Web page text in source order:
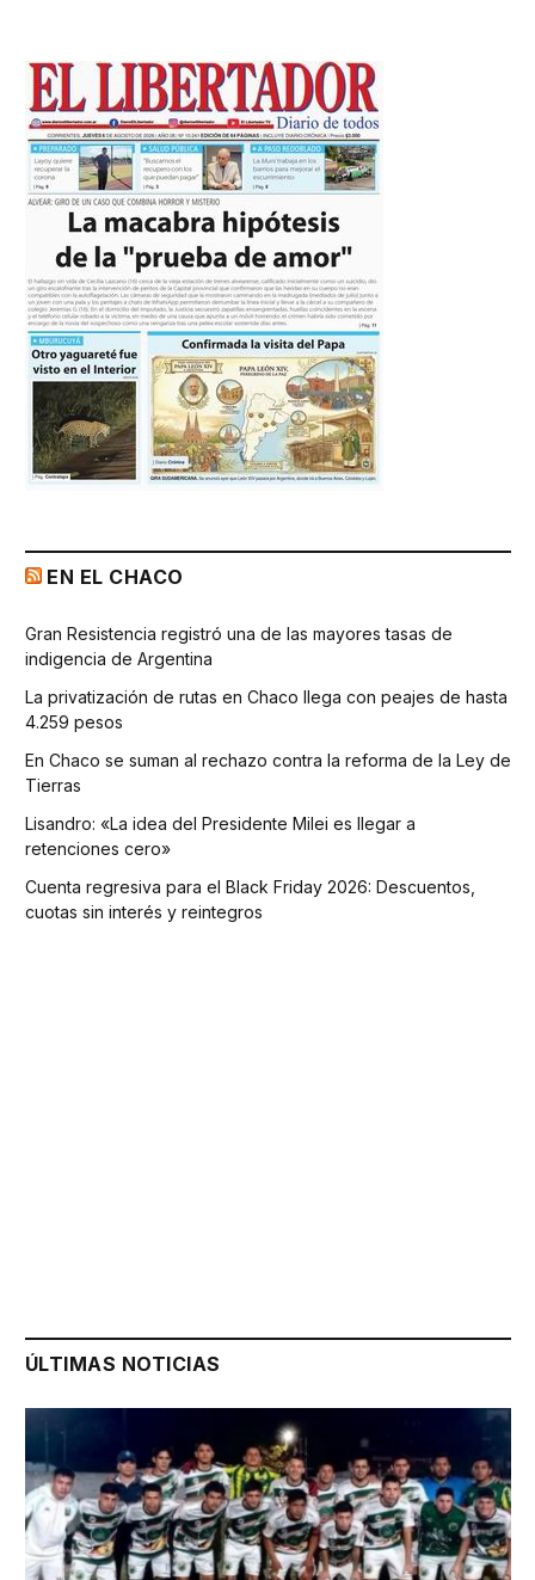
EN EL CHACO
Gran Resistencia registró una de las mayores tasas de
indigencia de Argentina
La privatización de rutas en Chaco llega con peajes de hasta
4.259 pesos
En Chaco se suman al rechazo contra la reforma de la Ley de
Tierras
Lisandro: «La idea del Presidente Milei es llegar a
retenciones cero»
Cuenta regresiva para el Black Friday 2026: Descuentos,
cuotas sin interés y reintegros
ÚLTIMAS NOTICIAS